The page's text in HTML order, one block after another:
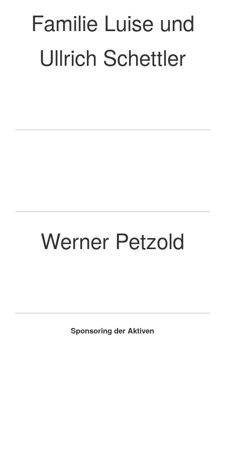
Familie Luise und
Ullrich Schettler
Werner Petzold
Sponsoring der Aktiven